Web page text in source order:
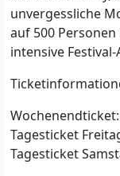
unvergessliche
auf 500
intensive
Tagesticket
Tagesticket